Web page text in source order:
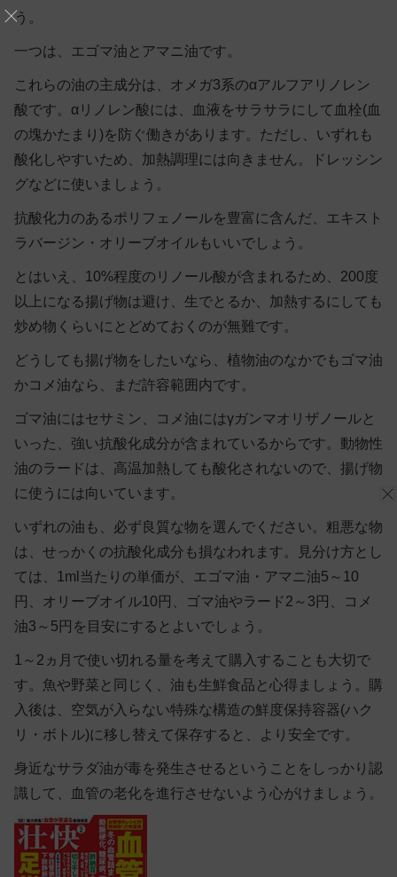
う。
一つは、 エゴマ油 と アマニ油です。
これらの油の主成分は、オメガ3系のαアルフアリノレン
酸です。αリノレン酸には、血液をサラサラにして血栓(血
の塊かたまり)を防ぐ働きがあります。ただし、いずれも
酸化しやすいため、加熱調理には向きません。ドレッシン
グなどに使いましょう。
抗酸化力のあるポリフェノールを豊富に含んだ、エキスト
ラバージン・オリーブオイルもいいでしょう。
とはいえ、10%程度のリノール酸が含まれるため、200度
以上になる揚げ物は避け、生でとるか、加熱するにしても
炒め物くらいにとどめておくのが無難です。
どうしても揚げ物をしたいなら、植物油のなかでもゴマ油
かコメ油なら、まだ許容範囲内です。
ゴマ油にはセサミン、コメ油にはγガンマオリザノールと
いった、強い抗酸化成分が含まれているからです。動物性
油のラードは、高温加熱しても酸化されないので、揚げ物
に使うには向いています。
いずれの油も、必ず良質な物を選んでください。粗悪な物
は、せっかくの抗酸化成分も損なわれます。見分け方とし
ては、1ml当たりの単価が、エゴマ油・アマニ油5～10
円、オリーブオイル10円、ゴマ油やラード2～3円、コメ
油3～5円を目安にするとよいでしょう。
1～2ヵ月で使い切れる量を考えて購入することも大切で
す。魚や野菜と同じく、油も生鮮食品と心得ましょう。購
入後は、空気が入らない特殊な構造の鮮度保持容器(ハク
リ・ボトル)に移し替えて保存すると、より安全です。
身近なサラダ油が毒を発生させるということをしっかり認
識して、血管の老化を進行させないよう心がけましょう。